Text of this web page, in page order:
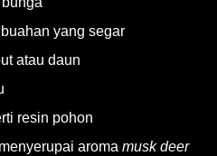
yang segar
atau daun
resin pohon
aroma musk deer